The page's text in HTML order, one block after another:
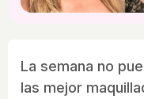
La semana no
las mejor